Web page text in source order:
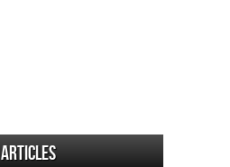
Articles